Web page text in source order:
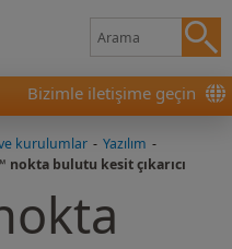
Bizimle iletişime geçin
ve kurulumlar - Yazılım -
nokta bulutu kesit çıkarıcı